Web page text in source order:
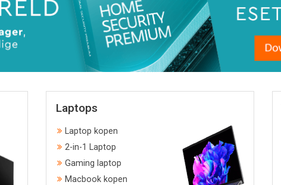
Laptops
Laptop kopen
2-in-1 Laptop
Gaming laptop
Macbook kopen